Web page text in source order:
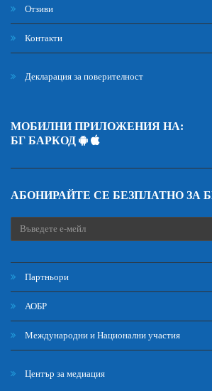
Отзиви
Контакти
Декларация за поверителност
МОБИЛНИ ПРИЛОЖЕНИЯ НА:
БГ БАРКОД
АБОНИРАЙТЕ СЕ БЕЗПЛАТНО ЗА
Партньори
АОБР
Международни и Национални участия
Център за медиация